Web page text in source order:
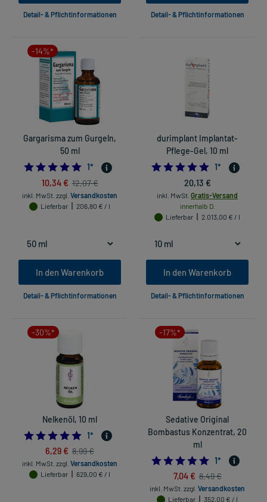
Detail- & Pflichtinformationen Detail- & Pflichtinformationen
-14%*
Gargarisma zum Gurgeln,
50 ml
5.0
1*
10,34 € 12,07 €
inkl. MwSt. zzgl. Versandkosten
Lieferbar
206,80 € / l
In den Warenkorb
Detail- & Pflichtinformationen
durimplant Implantat-
Pflege-Gel, 10 ml
5.0
1*
20,13 €
inkl. MwSt. Gratis-Versand
innerhalb D.
Lieferbar
2.013,00 € / l
In den Warenkorb
Detail- & Pflichtinformationen
-30%*
Nelkenöl, 10 ml
5.0
1*
6,29 € 8,99 €
inkl. MwSt. zzgl. Versandkosten
Lieferbar
629,00 € / l
-17%*
Sedative Original
Bombastus Konzentrat, 20
ml
5.0
1*
7,04 € 8,49 €
inkl. MwSt. zzgl. Versandkosten
Lieferbar
352,00 € / l